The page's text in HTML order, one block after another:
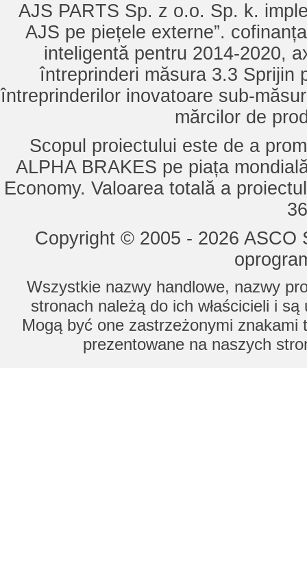
AJS PARTS Sp. z o.o. Sp. k.
AJS pe piețele externe”.
inteligentă pentru 2014-2020,
întreprinderi măsura 3.3 Sprijin
întreprinderilor inovatoare sub-
mărcilor de
Scopul proiectului este de a
ALPHA BRAKES pe piața
Economy. Valoarea totală a
Copyright © 2005 - 2026
Wszystkie nazwy handlowe, nazwy
stronach należą do ich właścicieli i
Mogą być one zastrzeżonymi znakami
prezentowane na naszych